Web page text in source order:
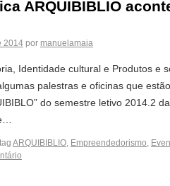
ARQUIBIBLIO
2014 por manuelamaia
Identidade cultural e Produtos e
palestras e oficinas que
do semestre letivo 2014.2
ARQUIBIBLIO, Empreendedorismo,